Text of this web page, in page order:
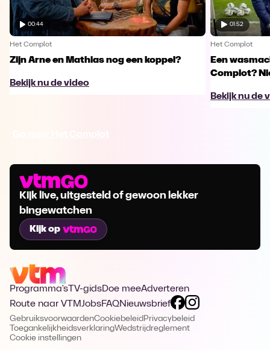
00:44
Het Complot
Zijn Arne en Mathias nog een koppel?
Bekijk nu de video
01:52
Het Complot
Een
Complot?
Bekijk nu de
Kijk live, uitgesteld of gewoon lekker
bingewatchen
Kijk op
Programma's TV-gidsDoe meeAdverteren
Route naar VTMJobsFAQNieuwsbrief
GebruiksvoorwaardenCookiebeleid Privacybeleid
ToegankelijkheidsverklaringWedstrijdreglement
Cookie instellingen